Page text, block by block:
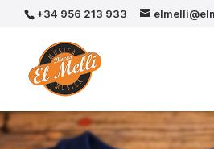
+34 956 213 933